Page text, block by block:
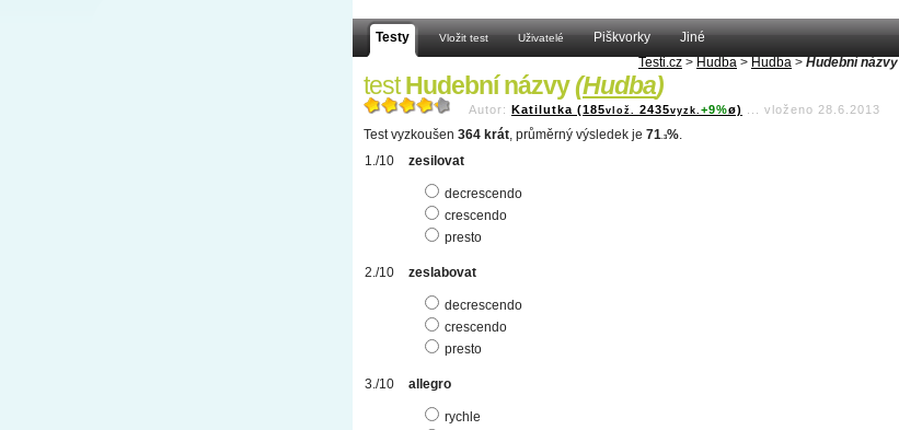
Testy Vložit test Uživatelé Piškvorky
Jiné
Testi.cz > Hudba > Hudba > Hudební názvy
testHudební názvy(Hudba)
Autor: Katilutka (185vlož. 2435vyzk. +9%ø) vloženo 28.6.2013
Test vyzkoušen 364 krát, průměrný výsledek je 71 .3%.
zesilovat
decrescendo
crescendo
presto
zeslabovat
decrescendo
crescendo
presto
allegro
rychle